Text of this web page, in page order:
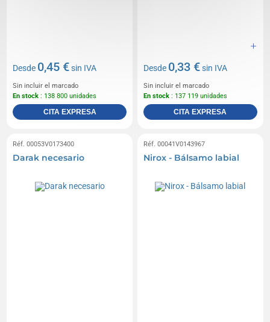
Desde 0,45 €sin IVA
Sin incluir el marcado
En stock : 138 800 unidades
CITA EXPRESA
Desde 0,33 €sin IVA
Sin incluir el marcado
En stock : 137 119 unidades
CITA EXPRESA
Réf. 00053V0173400
Darak necesario
Réf. 00041V0143967
Nirox - Bálsamo labial